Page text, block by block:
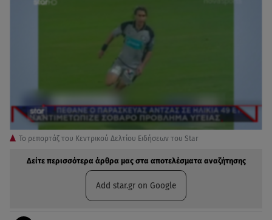
Το ρεπορτάζ του Κεντρικού Δελτίου Ειδήσεων του Star
Δείτε περισσότερα άρθρα μας στα αποτελέσματα αναζήτησης
Add star.gr on Google